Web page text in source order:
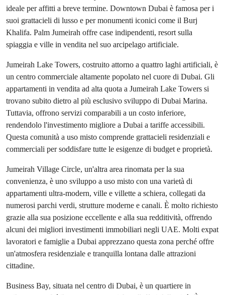
ideale per affitti a breve termine. Downtown Dubai è famosa per i
suoi grattacieli di lusso e per monumenti iconici come il Burj
Khalifa. Palm Jumeirah offre case indipendenti, resort sulla
spiaggia e ville in vendita nel suo arcipelago artificiale.
Jumeirah Lake Towers, costruito attorno a quattro laghi artificiali, è
un centro commerciale altamente popolato nel cuore di Dubai. Gli
appartamenti in vendita ad alta quota a Jumeirah Lake Towers si
trovano subito dietro al più esclusivo sviluppo di Dubai Marina.
Tuttavia, offrono servizi comparabili a un costo inferiore,
rendendolo l'investimento migliore a Dubai a tariffe accessibili.
Questa comunità a uso misto comprende grattacieli residenziali e
commerciali per soddisfare tutte le esigenze di budget e proprietà.
Jumeirah Village Circle, un'altra area rinomata per la sua
convenienza, è uno sviluppo a uso misto con una varietà di
appartamenti ultra-modern, ville e villette a schiera, collegati da
numerosi parchi verdi, strutture moderne e canali. È molto richiesto
grazie alla sua posizione eccellente e alla sua redditività, offrendo
alcuni dei migliori investimenti immobiliari negli UAE. Molti expat
lavoratori e famiglie a Dubai apprezzano questa zona perché offre
un'atmosfera residenziale e tranquilla lontana dalle attrazioni
cittadine.
Business Bay, situata nel centro di Dubai, è un quartiere in